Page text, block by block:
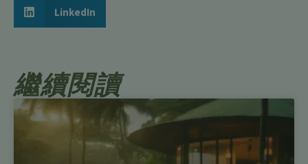
LinkedIn
繼續閱讀